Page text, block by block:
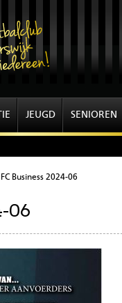
JEUGD SENIOREN
FC Business 2024-06
06